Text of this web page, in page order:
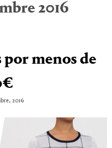
2016
por menos de
2016